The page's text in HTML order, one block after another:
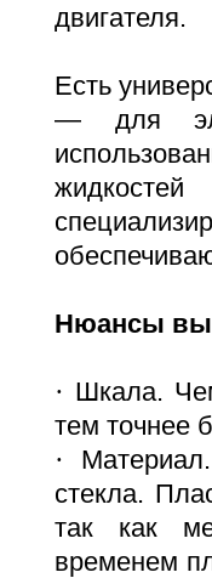
двигателя.
Есть
— для
Нюансы
· Шкала.
тем точнее
·
стекла.
так как
временем